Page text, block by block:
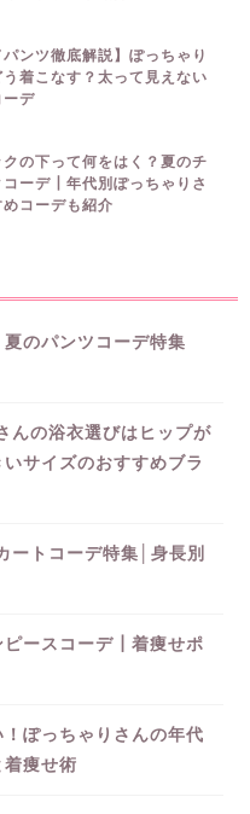
パンツ徹底解説】ぽっちゃり
う着こなす？太って見えない
ーデ
の下って何をはく？夏のチ
コーデ┃年代別ぽっちゃりさ
めコーデも紹介
のパンツコーデ特集
んの浴衣選びはヒップが
サイズのおすすめブラ
ートコーデ特集│身長別
ピースコーデ┃着痩せポ
ぽっちゃりさんの年代
痩せ術